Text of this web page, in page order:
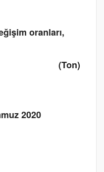
oranları,
2020